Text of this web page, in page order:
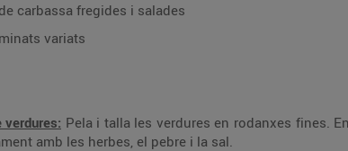
carbassa fregides i salades
variats
Pela i talla les verdures en rodanxes fines.
amb les herbes, el pebre i la sal.